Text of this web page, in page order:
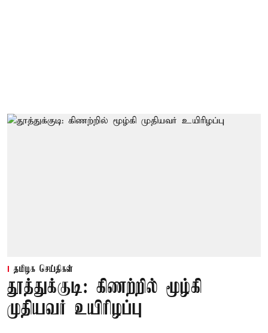
தமிழக செய்திகள்
தூத்துக்குடி: கிணற்றில் மூழ்கி
முதியவர் உயிரிழப்பு